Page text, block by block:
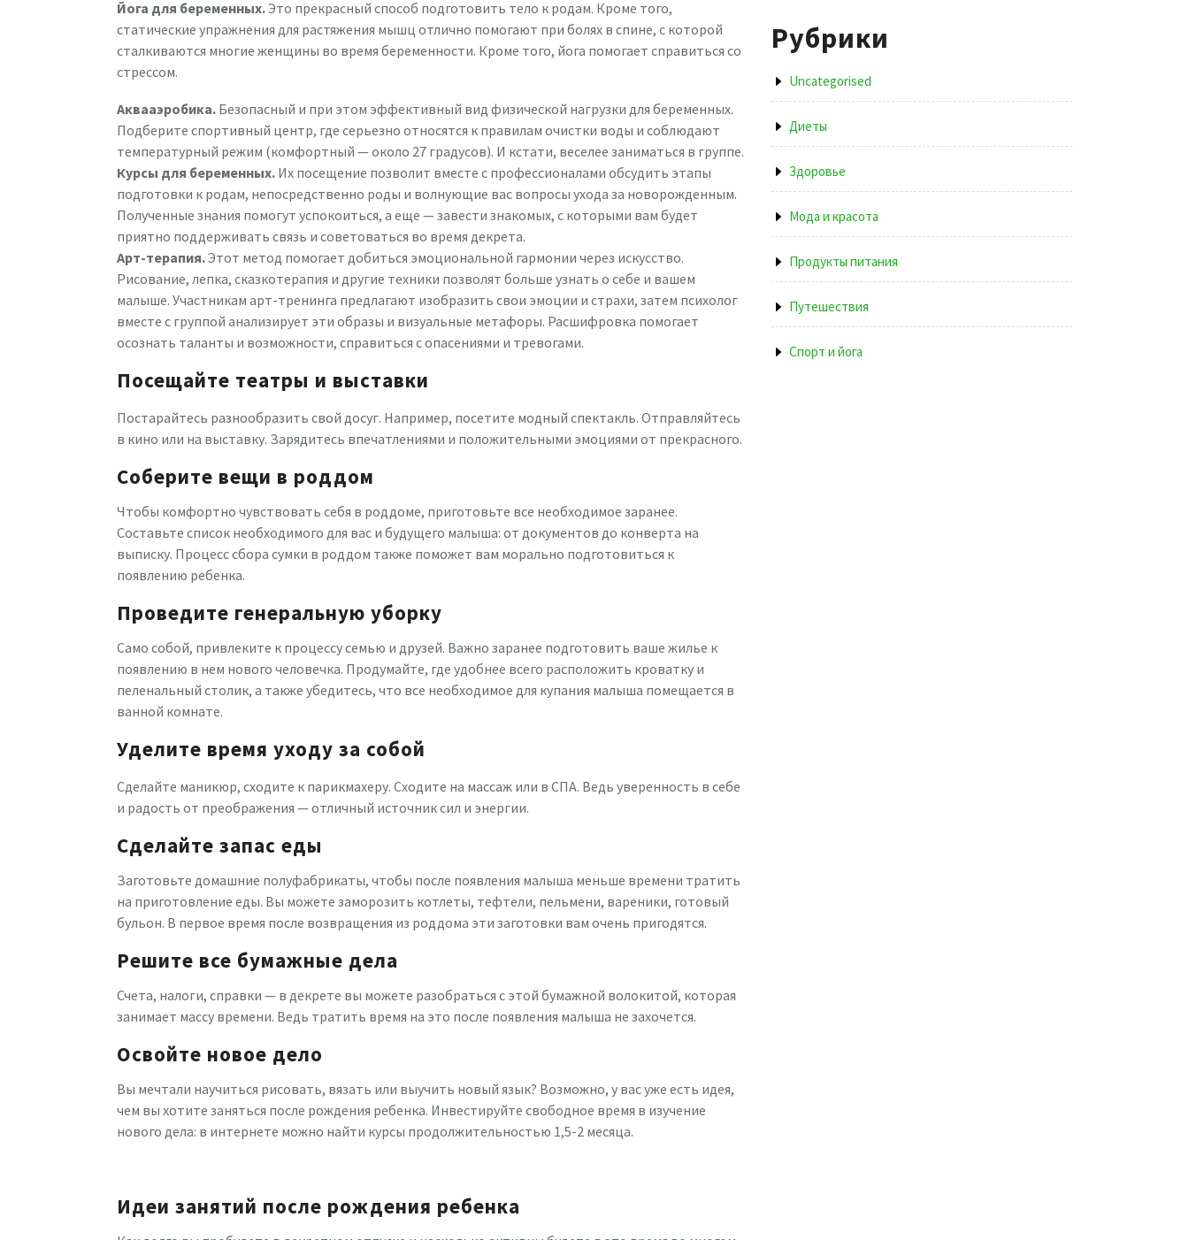
Йога для беременных.Это прекрасный способ подготовить тело к родам. Кроме того,
статические упражнения для растяжения мышц отлично помогают при болях в спине, с которой
сталкиваются многие женщины во время беременности. Кроме того, йога помогает справиться со
стрессом.
Аквааэробика. Безопасный и при этом эффективный вид физической нагрузки для беременных.
Подберите спортивный центр, где серьезно относятся к правилам очистки воды и соблюдают
температурный режим (комфортный — около 27 градусов). И кстати, веселее заниматься в группе.
Курсы для беременных. Их посещение позволит вместе с профессионалами обсудить этапы
подготовки к родам, непосредственно роды и волнующие вас вопросы ухода за новорожденным.
Полученные знания помогут успокоиться, а еще — завести знакомых, с которыми вам будет
приятно поддерживать связь и советоваться во время декрета.
Арт-терапия.Этот метод помогает добиться эмоциональной гармонии через искусство.
Рисование, лепка, сказкотерапия и другие техники позволят больше узнать о себе и вашем
малыше. Участникам арт-тренинга предлагают изобразить свои эмоции и страхи, затем психолог
вместе с группой анализирует эти образы и визуальные метафоры. Расшифровка помогает
осознать таланты и возможности, справиться с опасениями и тревогами.
Посещайте театры и выставки
Постарайтесь разнообразить свой досуг. Например, посетите модный спектакль. Отправляйтесь
в кино или на выставку. Зарядитесь впечатлениями и положительными эмоциями от прекрасного.
Соберите вещи в роддом
Чтобы комфортно чувствовать себя в роддоме, приготовьте все необходимое заранее.
Составьте список необходимого для вас и будущего малыша: от документов до конверта на
выписку. Процесс сбора сумки в роддом также поможет вам морально подготовиться к
появлению ребенка.
Проведите генеральную уборку
Само собой, привлеките к процессу семью и друзей. Важно заранее подготовить ваше жилье к
появлению в нем нового человечка. Продумайте, где удобнее всего расположить кроватку и
пеленальный столик, а также убедитесь, что все необходимое для купания малыша помещается в
ванной комнате.
Уделите время уходу за собой
Сделайте маникюр, сходите к парикмахеру. Сходите на массаж или в СПА. Ведь уверенность в себе
и радость от преображения — отличный источник сил и энергии.
Сделайте запас еды
Заготовьте домашние полуфабрикаты, чтобы после появления малыша меньше времени тратить
на приготовление еды. Вы можете заморозить котлеты, тефтели, пельмени, вареники, готовый
бульон. В первое время после возвращения из роддома эти заготовки вам очень пригодятся.
Решите все бумажные дела
Счета, налоги, справки — в декрете вы можете разобраться с этой бумажной волокитой, которая
занимает массу времени. Ведь тратить время на это после появления малыша не захочется.
Освойте новое дело
Вы мечтали научиться рисовать, вязать или выучить новый язык? Возможно, у вас уже есть идея,
чем вы хотите заняться после рождения ребенка. Инвестируйте свободное время в изучение
нового дела: в интернете можно найти курсы продолжительностью 1,5-2 месяца.
Идеи занятий после рождения ребенка
Рубрики
Uncategorised
Диеты
Здоровье
Мода и красота
Продукты питания
Путешествия
Спорт и йога